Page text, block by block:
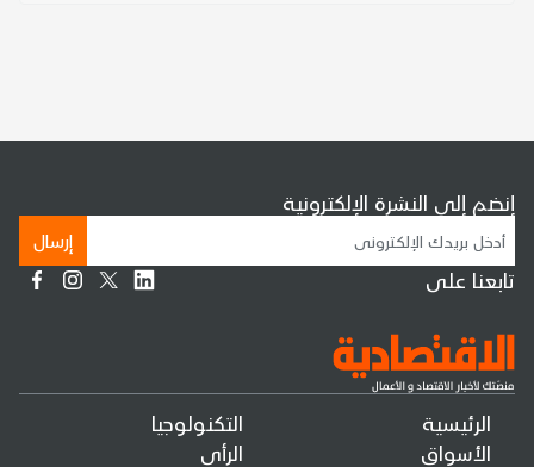
الرئيسية
الأسواق
التكنولوجيا
الرأي
إنضم إلى النشرة الإلكترونية
إرسال
تابعنا على